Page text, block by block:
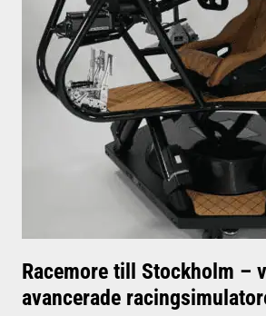
Racemore till Stockholm –
avancerade